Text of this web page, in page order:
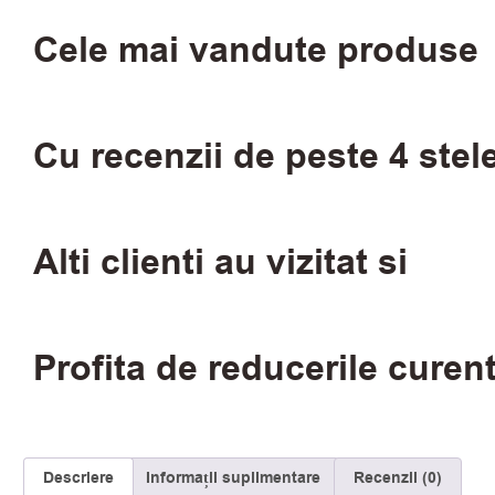
Cele mai vandute produse
Cu recenzii de peste 4
Alti clienti au vizitat si
Profita de reducerile
Descriere Informații suplimentare Recenzii (0)